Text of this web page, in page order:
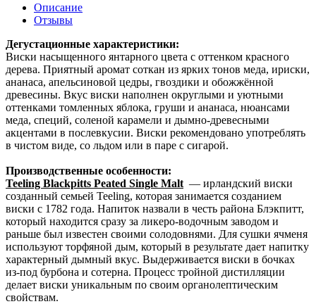
Описание
Отзывы
Дегустационные характеристики:
Виски насыщенного янтарного цвета с оттенком красного
дерева. Приятный аромат соткан из ярких тонов меда, ириски,
ананаса, апельсиновой цедры, гвоздики и обожжённой
древесины. Вкус виски наполнен округлыми и уютными
оттенками томленных яблока, груши и ананаса, нюансами
меда, специй, соленой карамели и дымно-древесными
акцентами в послевкусии. Виски рекомендовано употреблять
в чистом виде, со льдом или в паре с сигарой.
Производственные особенности:
Teeling Blackpitts Peated Single Malt — ирландский виски
созданный семьей Teeling, которая занимается созданием
виски с 1782 года. Напиток назвали в честь района Блэкпитт,
который находится сразу за ликеро-водочным заводом и
раньше был известен своими солодовнями. Для сушки ячменя
используют торфяной дым, который в результате дает напитку
характерный дымный вкус. Выдерживается виски в бочках
из-под бурбона и сотерна. Процесс тройной дистилляции
делает виски уникальным по своим органолептическим
свойствам.